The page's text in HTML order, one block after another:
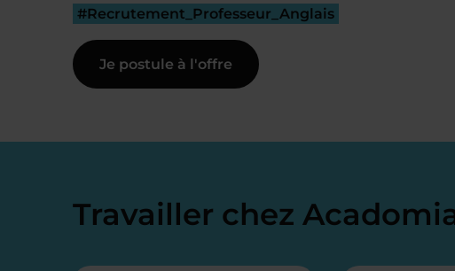
#Recrutement_Professeur_Anglais
Je postule à l'offre
Travailler chez